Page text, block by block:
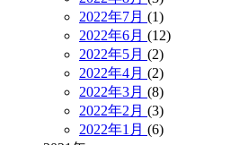
2022年7月 (1)
2022年6月 (12)
2022年5月 (2)
2022年4月 (2)
2022年3月 (8)
2022年2月 (3)
2022年1月 (6)